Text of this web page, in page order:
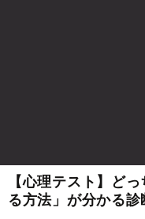
【心理テスト】ど
る方法」が分かる診